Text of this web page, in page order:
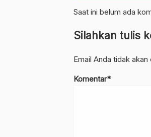
Saat ini belum ada
Silahkan tulis
Email Anda tidak
Komentar*